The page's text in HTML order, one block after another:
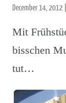
December 14, 2012
Mit
bisschen
tut…